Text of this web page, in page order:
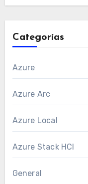
Categorías
Azure
Azure Arc
Azure Local
Azure Stack HCI
General